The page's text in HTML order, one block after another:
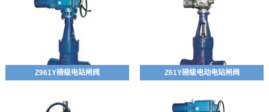
Z961Y磅级电站闸阀 Z61Y磅级电动电站闸阀